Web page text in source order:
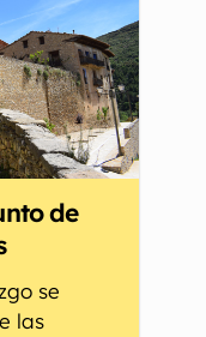
de
se
las